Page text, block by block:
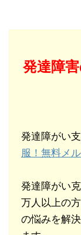
発達障
発達障がい
服！無料メ
発達障がい
万人以上の
の悩みを解